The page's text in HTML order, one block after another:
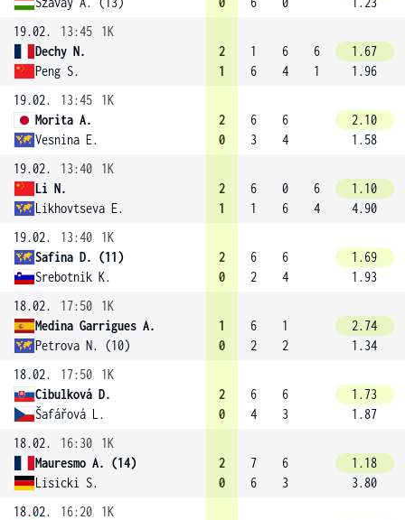
19.02.
13:45
1K
Dechy N.
Peng S.
2
1
1
6
6
4
6
1
1.67
1.96
19.02.
13:45
1K
Morita A.
Vesnina E.
2
0
6
3
6
4
2.10
1.58
19.02.
13:40
1K
Li N.
Likhovtseva E.
2
1
6
1
0
6
6
4
1.10
4.90
19.02.
13:40
1K
Safina D. (11)
Srebotnik K.
2
0
6
2
6
4
1.69
1.93
18.02.
17:50
1K
Medina Garrigues A.
Petrova N. (10)
1
0
6
2
1
2
2.74
1.34
18.02.
17:50
1K
Cibulková D.
Šafářová L.
2
0
6
4
6
3
1.73
1.87
18.02.
16:30
1K
Mauresmo A. (14)
Lisicki S.
2
0
7
6
6
3
1.18
3.80
18.02.
16:20
1K